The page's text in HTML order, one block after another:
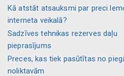
Kā atstāt atsauksmi par preci
interneta veikalā?
Sadzīves tehnikas rezerves daļu
pieprasījums
Preces, kas tiek pasūtītas no
noliktavām